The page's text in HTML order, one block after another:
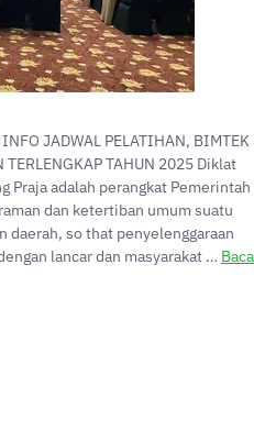
JADWAL PELATIHAN, BIMTEK
TERLENGKAP TAHUN 2025 Diklat
Praja adalah perangkat Pemerintah
dan ketertiban umum suatu
daerah, so that penyelenggaraan
lancar dan masyarakat … Baca